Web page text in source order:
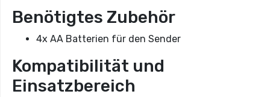
Benötigtes Zubehör
4x AA Batterien für den Sender
Kompatibilität und
Einsatzbereich